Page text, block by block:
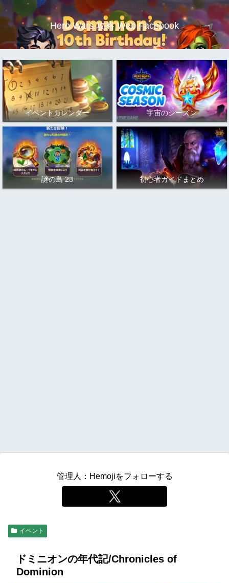
Hero Wars 攻略 Web Facebook
イベントカレンダー 宇宙のシーズン
謎の島 23 初心者ガイドまとめ
管理人：Hemojiをフォローする
イベント
ドミニオンの年代記/Chronicles of
Dominion